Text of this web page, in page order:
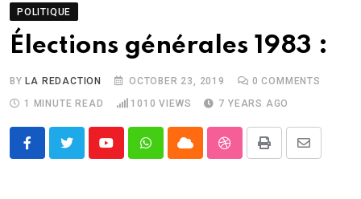
POLITIQUE
Élections générales 1983 :
BYLA REDACTION OCTOBER 23, 2019 0 COMMENTS
1 MINUTE READ
1010 VIEWS 7 YEARS AGO
YoutubeWhatsappCloud StumbleUpon
Print
Share